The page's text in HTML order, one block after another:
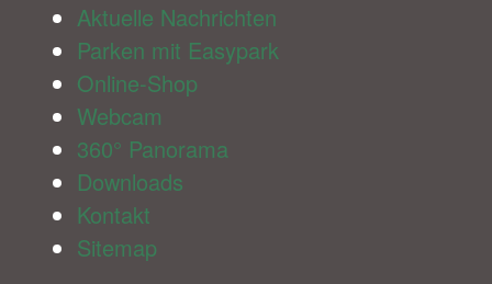
Aktuelle Nachrichten
Parken mit Easypark
Online-Shop
Webcam
360° Panorama
Downloads
Kontakt
Sitemap